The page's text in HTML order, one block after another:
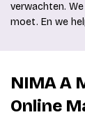
verwachten.
moet. En we
NIMA A
Online